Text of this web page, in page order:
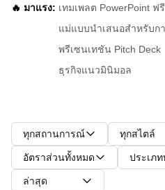
🔥 มาแรง: เทมเพลต PowerPoint ฟรี
แม่แบบนำเสนอสำหรับก
พรีเซนเทชัน Pitch Deck
ธุรกิจแนวมินิมอล
ทุกสถานการณ์ ทุกสไตล์
อัตราส่วนทั้งหมด ประเภ
ล่าสุด